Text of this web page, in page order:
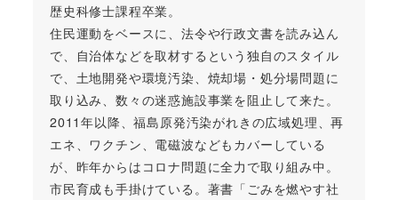
歴史科修士課程卒業。
住民運動をベースに、法令や行政文書を読み込ん
で、自治体などを取材するという独自のスタイル
で、土地開発や環境汚染、焼却場・処分場問題に
取り込み、数々の迷惑施設事業を阻止して来た。
2011年以降、福島原発汚染がれきの広域処理、再
エネ、ワクチン、電磁波などもカバーしている
が、昨年からはコロナ問題に全力で取り組み中。
市民育成も手掛けている。著書「ごみを燃やす社